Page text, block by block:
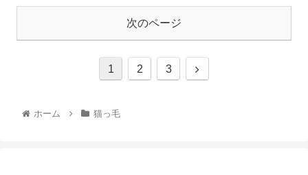
次のページ
1 2 3
ホーム 猫っ毛